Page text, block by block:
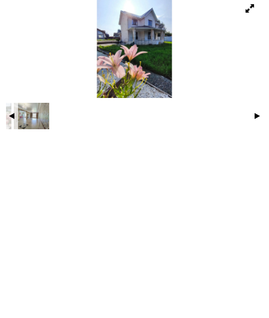
керамогранит, 2 этаж — ламинат 33
класса)Планировка:— 1 этаж: прихожая с выходом в
тёплый гараж на 2 машины, просторная гостиная с
кухней, гостевая, санузел, котельная-прачечная,
панорамные окна с выходом на террасу— 2 этаж: 3
спальни, большая гардеробная, кладовая, ванная
комната, выход на чердакКоммуникации:—
Водоснабжение: скважина 50 м, фильтр на входе,
система фильтрации питьевой воды— Канализация: